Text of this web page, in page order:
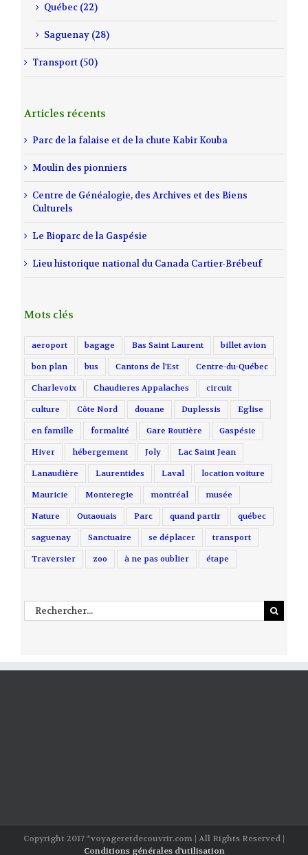
Québec (22)
Saguenay (28)
Transport (50)
Articles récents
Parc de la falaise et de la chute Kabir Kouba
Moulin des pionniers
Centre de Généalogie, des Archives et des Biens
Culturels
Le Bioparc de la Gaspésie
Lieu historique national du Canada Cartier-Brébeuf
Mots clés
aeroport bagage Bas Saint Laurent billet avion
bon plan bus Cantons de l'Est Centre-du-Québec
Charlevoix Chaudieres Appalaches circuit
culture Côte Nord douane Duplessis Eglise
en famille formalité Gare Routière Gaspésie
Hiver hébergement Joly Lac Saint Jean
Lanaudière Laurentides Laval location voiture
Mauricie Monteregie montréal musée
Nature Outaouais Parc quand partir québec
saguenay Sanctuaire se déplacer transport
Traversier zoo à ne pas oublier étape
Rechercher
Copyright 2017 *voyageretdecouvrir.com | All Rights Reserved |
Conditions générales d'utilisation